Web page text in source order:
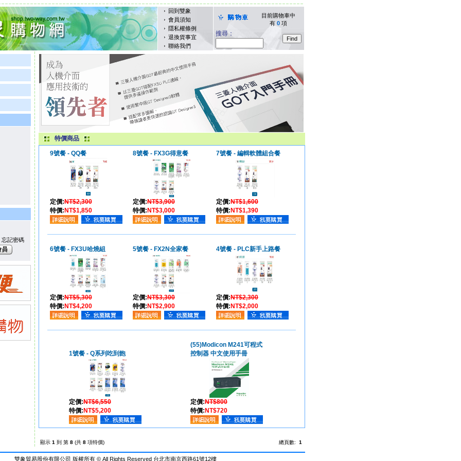
回到雙象
會員須知
隱私權條例
退換貨事宜
聯絡我們
目前購物車中
有 0項
搜尋：
忘記密碼
特價商品
9號餐 - QQ餐
定價:NT$2,300
特價: NT$1,850
8號餐 - FX3G得意餐
定價:NT$3,900
特價: NT$3,000
7號餐 - 編輯軟體組合餐
定價:NT$1,600
特價: NT$1,390
6號餐 - FX3U哈燒組
定價:NT$5,300
特價: NT$4,200
5號餐 - FX2N全家餐
定價:NT$3,300
特價: NT$2,900
4號餐 - PLC新手上路餐
定價:NT$2,300
特價: NT$2,000
1號餐 - Q系列吃到飽
定價:NT$6,550
特價: NT$5,200
(55)Modicon M241可程式
控制器 中文使用手冊
定價:NT$800
特價: NT$720
顯示 1 到 第 8(共 8項特價) 總頁數: 1
雙象貿易股份有限公司 版權所有 © All Rights Reserved 台北市南京西路61號12樓